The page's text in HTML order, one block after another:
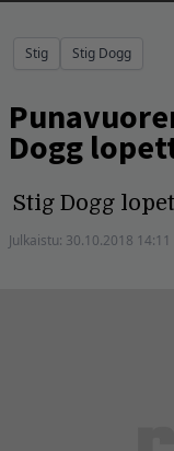
Stig Stig Dogg
Dogg
Stig Dogg
Julkaistu: 30.10.2018 14:11